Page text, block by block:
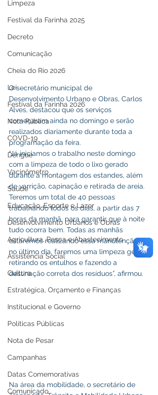
Limpeza
Festival da Farinha 2025
Decreto
Comunicação
Cheia do Rio 2026
Lei
Festival da Farinha 2026
Nota Pública
COVD-19
Dengue
Vacinômetro
Saúde
Educação, Esporte e Lazer
Desenvolvimento Urbanos e Obras
Agricultura, Pesca e Abastecimento
Assistência Social
Cultura
Estratégica, Orçamento e Finanças
Institucional e Governo
Políticas Públicas
Nota de Pesar
Campanhas
Datas Comemorativas
Comunicado
O secretário municipal de
Desenvolvimento Urbano e Obras, Carlos
Alves, destacou que os serviços
começaram ainda no domingo e serão
realizados diariamente durante toda a
programação da feira.
“Já iniciamos o trabalho neste domingo
com a limpeza de todo o lixo gerado
durante a montagem dos estandes, além
de varrição, capinação e retirada de areia.
Teremos um total de 40 pessoas
trabalhando todos os dias, a partir das 7
horas da manhã, para garantir que à noite
tudo ocorra bem. Todas as manhãs
estaremos realizando essa manutenção e,
no último dia, faremos uma limpeza geral,
retirando os entulhos e fazendo a
destinação correta dos resíduos”, afirmou.
Na área da mobilidade, o secretário de